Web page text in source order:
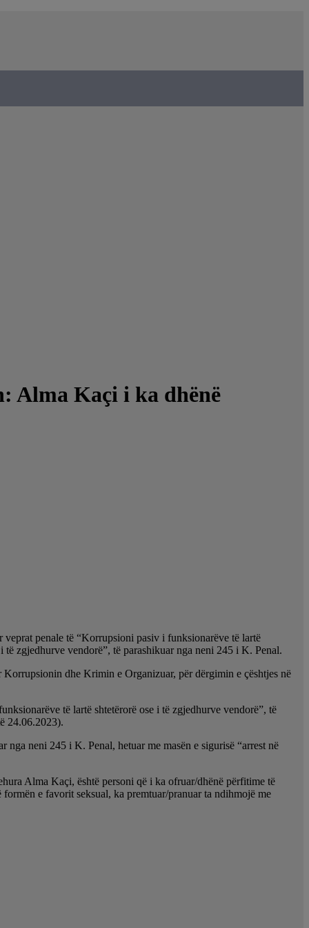
Alma Kaçi i ka dhënë
penale të “Korrupsioni pasiv i funksionarëve të lartë
zgjedhurve vendorë”, të parashikuar nga neni 245 i K. Penal.
Korrupsionin dhe Krimin e Organizuar, për dërgimin e çështjes në
të lartë shtetërorë ose i të zgjedhurve vendorë”, të
24.06.2023).
neni 245 i K. Penal, hetuar me masën e sigurisë “arrest në
Alma Kaçi, është personi që i ka ofruar/dhënë përfitime të
e favorit seksual, ka premtuar/pranuar ta ndihmojë me